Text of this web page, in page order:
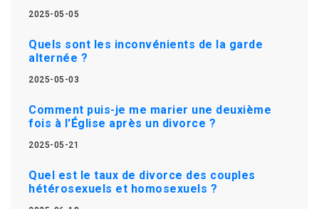
2025-05-05
Quels sont les inconvénients de la garde
alternée ?
2025-05-03
Comment puis-je me marier une deuxième
fois à l'Église après un divorce ?
2025-05-21
Quel est le taux de divorce des couples
hétérosexuels et homosexuels ?